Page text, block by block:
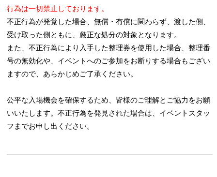
行為は一切禁止しております。
不正行為が発覚した場合、無償・有償に関わらず、渡した側、
受け取った側ともに、厳正な処分の対象となります。
また、不正行為により入手した整理券を使用した場合、整理番
号の無効化や、イベントへのご参加をお断りする場合もござい
ますので、あらかじめご了承ください。
公平な入場機会を確保するため、皆様のご理解とご協力をお願
いいたします。不正行為を発見された場合は、イベントスタッ
フまでお申し出ください。